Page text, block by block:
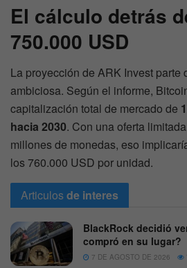
El cálculo detrás
750.000 USD
La proyección de ARK Invest parte
ambiciosa. Según el informe,
capitalización total de mercado de
hacia 2030. Con una oferta
millones de monedas, eso
los 760.000 USD por unidad.
Articulosde interes
BlackRock decidió
compró en su lugar?
7 DE AGOSTO DE 2026